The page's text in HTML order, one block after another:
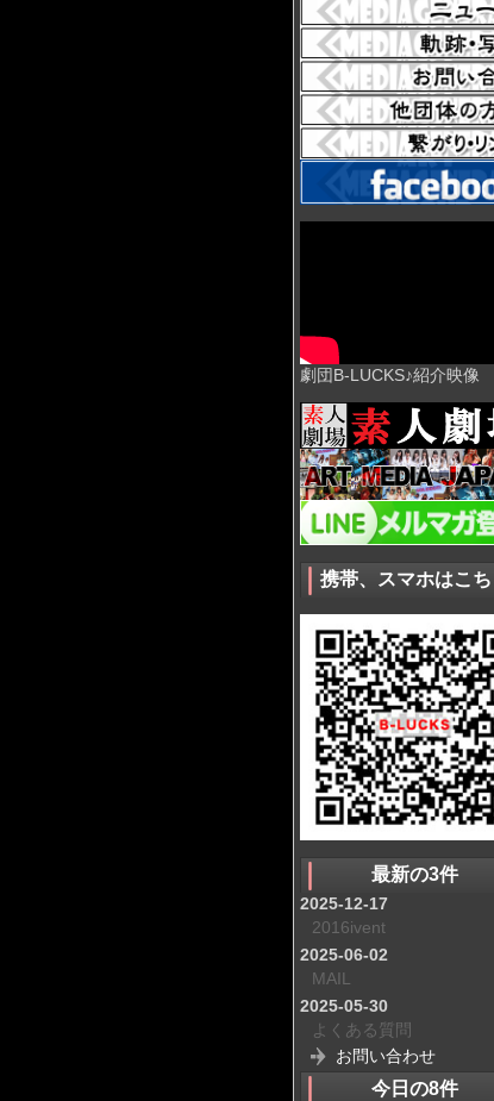
劇団B-LUCKS♪紹介映像
携帯、スマホはこち
最新の3件
2025-12-17
2016ivent
2025-06-02
MAIL
2025-05-30
よくある質問
お問い合わせ
今日の8件